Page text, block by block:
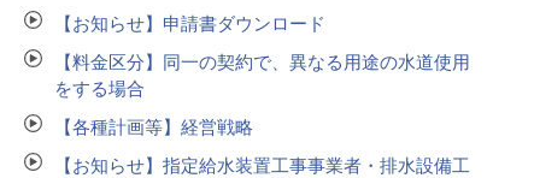
【お知らせ】申請書ダウンロード
【料金区分】同一の契約で、異なる用途の水道使用
をする場合
【各種計画等】経営戦略
【お知らせ】指定給水装置工事事業者・排水設備工